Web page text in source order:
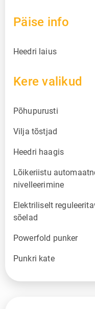
Päise info
Heedri laius
Kere valikud
Põhupurusti
Vilja tõstjad
Heedri haagis
Lõikeriistu
nivelleerimine
Elektriliselt
sõelad
Powerfold punker
Punkri kate